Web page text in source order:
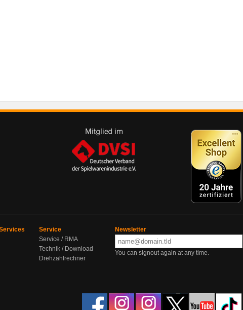
Service
Service / RMA
Technik / Download
Drehzahlrechner
Newsletter
You can signout again at any time.